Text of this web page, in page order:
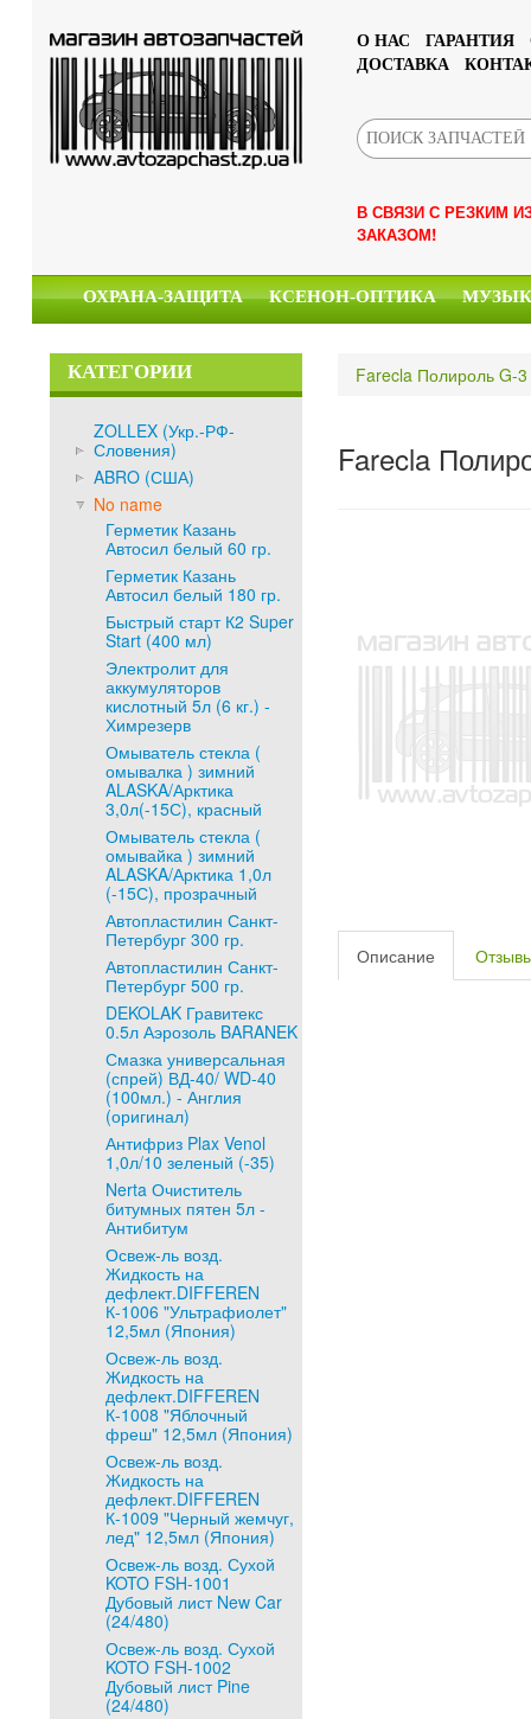
О НАС ГАРАНТИЯ
ДОСТАВКА
В СВЯЗИ С РЕЗКИМ
ЗАКАЗОМ!
ОХРАНА-ЗАЩИТА КСЕНОН-ОПТИКА
КАТЕГОРИИ
ZOLLEX (Укр.-РФ-
Словения)
ABRO (США)
No name
Герметик Казань
Автосил белый 60 гр.
Герметик Казань
Автосил белый 180 гр.
Быстрый старт К2 Super
Start (400 мл)
Электролит для
аккумуляторов
кислотный 5л (6 кг.) -
Химрезерв
Омыватель стекла (
омывалка ) зимний
ALASKA/Арктика
3,0л(-15С), красный
Омыватель стекла (
омывайка ) зимний
ALASKA/Арктика 1,0л
(-15С), прозрачный
Автопластилин Санкт-
Петербург 300 гр.
Автопластилин Санкт-
Петербург 500 гр.
DEKOLAK Гравитекс
0.5л Аэрозоль BARANEK
Смазка универсальная
(спрей) ВД-40/ WD-40
(100мл.) - Англия
(оригинал)
Антифриз Plax Venol
1,0л/10 зеленый (-35)
Nerta Очиститель
битумных пятен 5л -
Антибитум
Освеж-ль возд.
Жидкость на
дефлект.DIFFEREN
К-1006 "Ультрафиолет"
12,5мл (Япония)
Освеж-ль возд.
Жидкость на
дефлект.DIFFEREN
К-1008 "Яблочный
фреш" 12,5мл (Япония)
Освеж-ль возд.
Жидкость на
дефлект.DIFFEREN
К-1009 "Черный жемчуг,
лед" 12,5мл (Япония)
Освеж-ль возд. Сухой
KOTO FSH-1001
Дубовый лист New Car
(24/480)
Освеж-ль возд. Сухой
KOTO FSH-1002
Дубовый лист Pine
(24/480)
Farecla Полироль G-3
Farecla
Описание